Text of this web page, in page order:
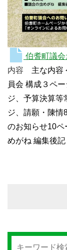
伯耆町議
内容 主な内容
員会 構成３ペ
ジ 、予算決算
ジ、請願・陳情
のお知らせ10ペ
めがね 編集後記